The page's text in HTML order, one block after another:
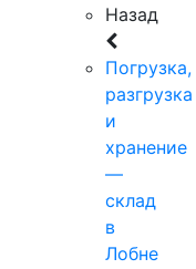
Назад
Погрузка,
разгрузка
и
хранение
—
склад
в
Лобне